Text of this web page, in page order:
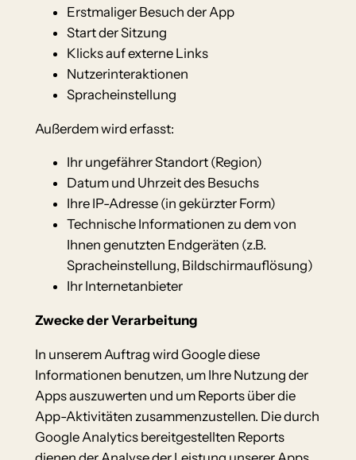
Erstmaliger Besuch der App
Start der Sitzung
Klicks auf externe Links
Nutzerinteraktionen
Spracheinstellung
Außerdem wird erfasst:
Ihr ungefährer Standort (Region)
Datum und Uhrzeit des Besuchs
Ihre IP-Adresse (in gekürzter Form)
Technische Informationen zu dem von
Ihnen genutzten Endgeräten (z.B.
Spracheinstellung, Bildschirmauflösung)
Ihr Internetanbieter
Zwecke der Verarbeitung
In unserem Auftrag wird Google diese
Informationen benutzen, um Ihre Nutzung der
Apps auszuwerten und um Reports über die
App-Aktivitäten zusammenzustellen. Die durch
Google Analytics bereitgestellten Reports